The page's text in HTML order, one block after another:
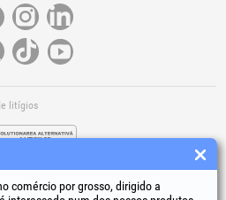
litígios
comércio por grosso, dirigido a